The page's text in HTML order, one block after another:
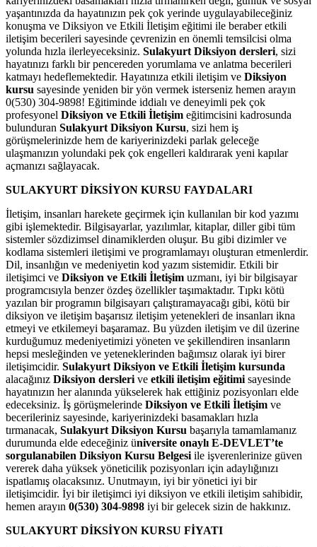
yaşantınızda da hayatınızın pek çok yerinde uygulayabileceğiniz
konuşma ve Diksiyon ve Etkili İletişim eğitimi ile beraber etkili
iletişim becerileri sayesinde çevrenizin en önemli temsilcisi olma
yolunda hızla ilerleyeceksiniz. Sulakyurt Diksiyon dersleri, sizi
hayatınızı farklı bir pencereden yorumlama ve anlatma becerileri
katmayı hedeflemektedir. Hayatınıza etkili iletişim ve Diksiyon
kursu sayesinde yeniden bir yön vermek isterseniz hemen arayın
0(530) 304-9898! Eğitiminde iddialı ve deneyimli pek çok
profesyonel Diksiyon ve Etkili İletişim eğitimcisini kadrosunda
bulunduran Sulakyurt Diksiyon Kursu, sizi hem iş
görüşmelerinizde hem de kariyerinizdeki parlak geleceğe
ulaşmanızın yolundaki pek çok engelleri kaldırarak yeni kapılar
açmanızı sağlayacak.
SULAKYURT DİKSİYON KURSU FAYDALARI
İletişim, insanları harekete geçirmek için kullanılan bir kod yazımı
gibi işlemektedir. Bilgisayarlar, yazılımlar, kitaplar, diller gibi tüm
sistemler sözdizimsel dinamiklerden oluşur. Bu gibi dizimler ve
kodlama sistemleri iletişimi ve programlamayı oluşturan etmenlerdir.
Dil, insanlığın ve medeniyetin kod yazım sistemidir. Etkili bir
iletişimci ve Diksiyon ve Etkili İletişim uzmanı, iyi bir bilgisayar
programcısıyla benzer özdeş özellikler taşımaktadır. Tıpkı kötü
yazılan bir programın bilgisayarı çalıştıramayacağı gibi, kötü bir
diksiyon ve iletişim başarısız iletişim yetenekleri de insanları ikna
etmeyi ve etkilemeyi başaramaz. Bu yüzden iletişim ve dil üzerine
kurduğumuz medeniyetimizi yöneten ve şekillendiren insanların
hepsi mesleğinden ve yeteneklerinden bağımsız olarak iyi birer
iletişimcidir. Sulakyurt Diksiyon ve Etkili İletişim kursunda
alacağınız Diksiyon dersleri ve etkili iletişim eğitimi sayesinde
hayatınızın her alanında yükselerek hak ettiğiniz pozisyonları elde
edeceksiniz. İş görüşmelerinde Diksiyon ve Etkili İletişim ve
becerileriniz sayesinde, kariyerinizdeki basamakları hızla
tırmanacak, Sulakyurt Diksiyon Kursu başarıyla tamamlamanız
durumunda elde edeceğiniz üniversite onaylı E-DEVLET’te
sorgulanabilen Diksiyon Kursu Belgesi ile işverenlerinize güven
vererek daha yüksek yöneticilik pozisyonları için adaylığınızı
ispatlamış olacaksınız. Unutmayın, iyi bir yönetici iyi bir
iletişimcidir. İyi bir iletişimci iyi diksiyon ve etkili iletişim sahibidir,
hemen arayın 0(530) 304-9898 iyi bir gelecek sizin de hakkınız.
SULAKYURT DİKSİYON KURSU FİYATI